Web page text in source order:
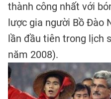
thành công nhất với
lược gia người Bồ Đào
lần đầu tiên trong lịch
năm 2008).